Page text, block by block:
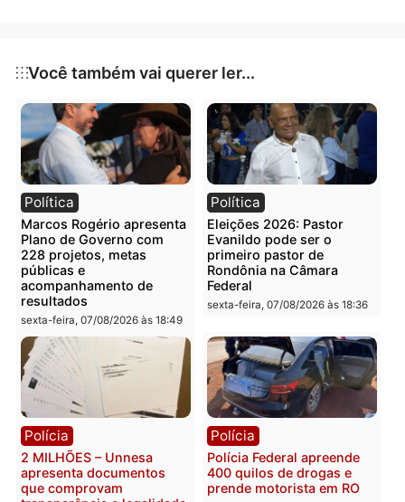
Categorias
Política
Você também vai querer ler...
Política
Marcos Rogério apresenta
Plano de Governo com
228 projetos, metas
públicas e
acompanhamento de
resultados
Política
Eleições 2026: Pastor
Evanildo pode ser o
primeiro pastor de
Rondônia na Câmara
Federal